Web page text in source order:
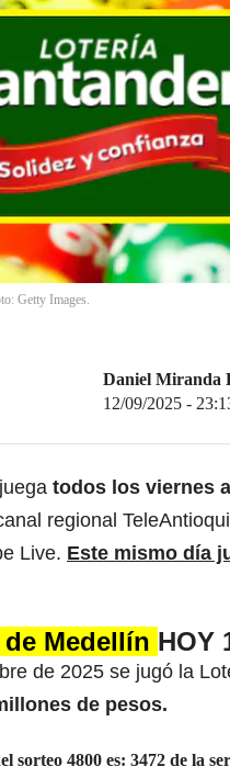
Getty Images.
Daniel Miranda
12/09/2025 -
todos los viernes
regional
Live. Este mismo día
Medellín HOY
de 2025 se jugó la
de pesos.
4800 es: 3472 de la